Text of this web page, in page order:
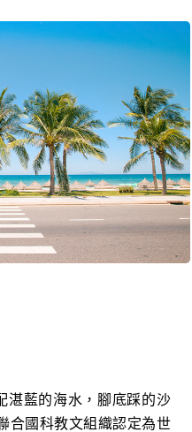
湛藍的海水，腳底踩的沙
合國科教文組織認定為世